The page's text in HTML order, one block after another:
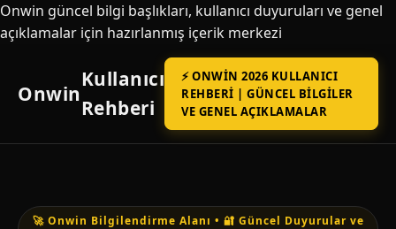
Onwin güncel bilgi başlıkları, kullanıcı duyuruları ve genel
açıklamalar için hazırlanmış içerik merkezi
Onwin
Kullanıcı
Rehberi
⚡ ONWIN 2026 KULLANICI
REHBERI | GÜNCEL BILGILER
VE GENEL AÇIKLAMALAR
🚀 Onwin Bilgilendirme Alanı • 🔐 Güncel Duyurular ve